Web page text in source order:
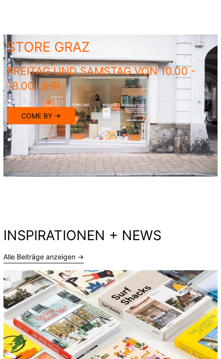
STORE GRAZ
FREITAG UND SAMSTAG VON 10.00 -
18.00 UHR
COME BY →
INSPIRATIONEN + NEWS
Alle Beiträge anzeigen →